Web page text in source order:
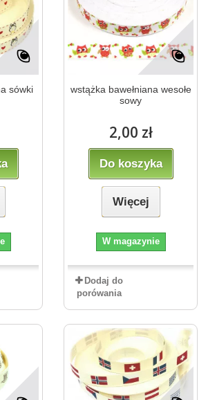
sówki
wstążka bawełniana wesołe
sowy
2,00 zł
Do koszyka
Więcej
W magazynie
Dodaj do
porówania